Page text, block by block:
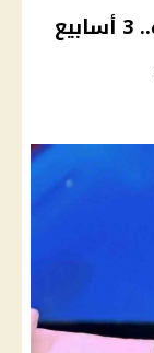
الحالة الصحية للفنانة فيفي عبده.. 3 أسابيع